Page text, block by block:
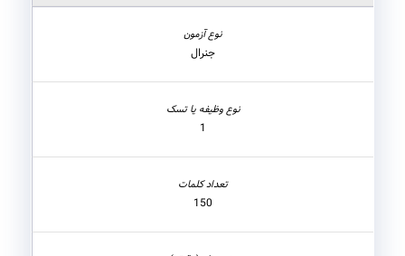
جنرال
1
150